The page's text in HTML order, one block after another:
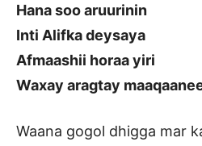
Hana soo aruurinin
Inti Alifka deysaya
Afmaashii horaa yiri
Waxay aragtay
Waana gogol dhigga mar